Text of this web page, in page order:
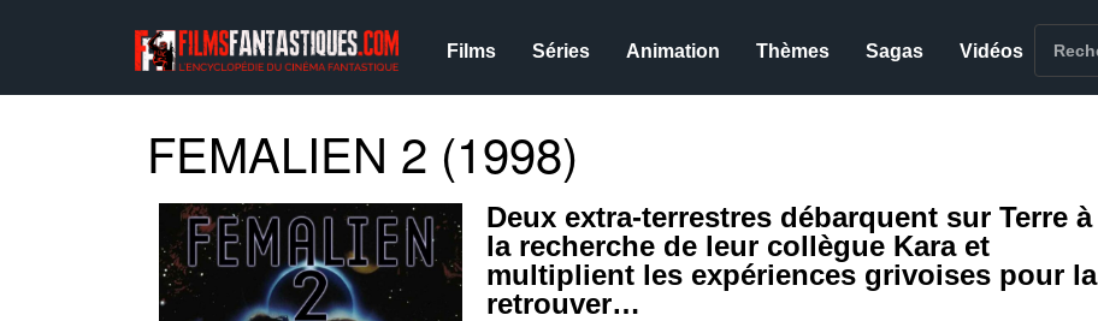
Films Séries Animation Thèmes Sagas Vidéos
FEMALIEN 2 (1998)
Deux extra-terrestres débarquent sur Terre à
la recherche de leur collègue Kara et
multiplient les expériences grivoises pour la
retrouver…